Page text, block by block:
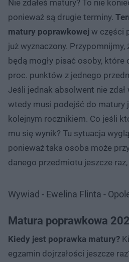
Nie zdałeś matury? To nie
ponieważ są drugie terminy.
matury poprawkowej w części
już wyznaczony.
będą mogły pisać osoby, które
proc. punktów z jednego
Jeśli jednak absolwent nie
wtedy musi podejść do matury
kolejnym rocznikiem. Co jeśli
mu się wynik? Tu sytuacja
ponieważ taka osoba może
danego przedmiotu jeszcze
Wywiad - Ewelina Flinta -
Matura poprawkowa
Kiedy jest poprawka matury?
egzamin dojrzałości jeszcze